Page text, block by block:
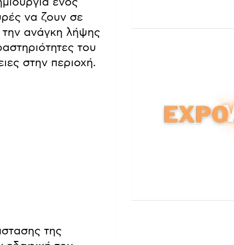
να ζουν σε
ανάγκη λήψης
του
στην περιοχή.
της